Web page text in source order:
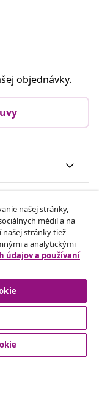
objednávky.
našej stránky,
médií a na
stránky tiež
a analytickými
údajov a používaní